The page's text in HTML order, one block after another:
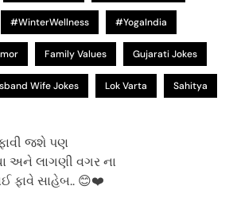
#WinterWellness #YogaIndia
Family Values Gujarati Jokes
Wife Jokes Lok Varta Sahitya
જશે પણ
અને લાગણી વગર ના
ફાવે સાહેબ.. 😊❤️